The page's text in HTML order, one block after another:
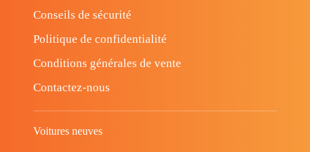
Conseils de sécurité
Politique de confidentialité
Conditions générales de vente
Contactez-nous
Voitures neuves